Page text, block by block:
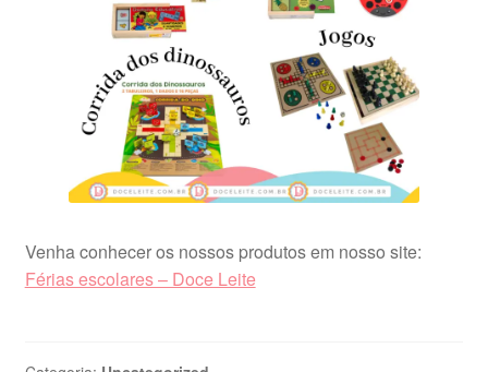
Venha conhecer os nossos produtos em nosso site:
Férias escolares – Doce Leite